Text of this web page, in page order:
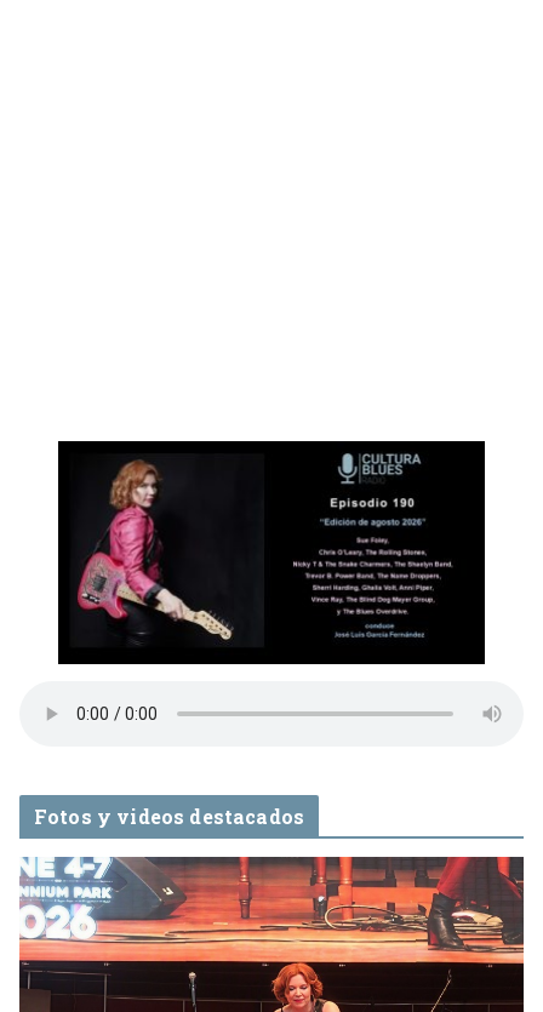
Fotos y videos destacados